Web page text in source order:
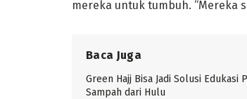
mereka untuk tumbuh. “Mereka
Baca Juga
Green Hajj Bisa Jadi Solusi Edukasi
Sampah dari Hulu